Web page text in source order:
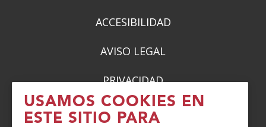
USAMOS COOKIES EN
ESTE SITIO PARA
ACCESIBILIDAD
AVISO LEGAL
PRIVACIDAD
POLÍTICA DE COOKIES